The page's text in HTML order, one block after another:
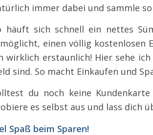
immer dabei und sammle
häuft sich schnell ein nettes
einen völlig kostenlosen
wirklich erstaunlich! Hier sehe
sind. So macht Einkaufen und
du noch keine
es selbst aus und lass dich
Spaß beim Sparen!